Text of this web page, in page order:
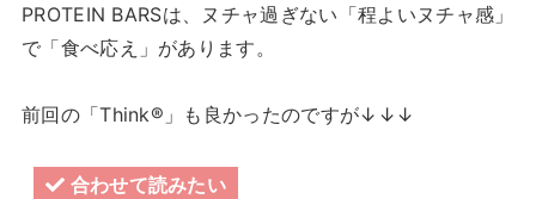
PROTEIN BARSは、ヌチャ過ぎない「程よいヌチャ感」
で「食べ応え」があります。
前回の「Think®」も良かったのですが↓↓↓
合わせて読みたい